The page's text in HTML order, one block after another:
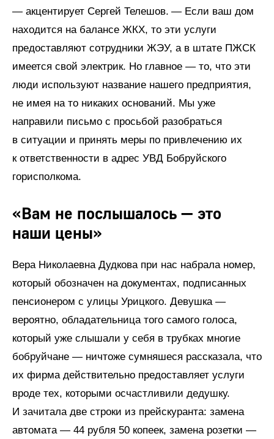
— акцентирует Сергей Телешов. — Если ваш дом
находится на балансе ЖКХ, то эти услуги
предоставляют сотрудники ЖЭУ, а в штате ПЖСК
имеется свой электрик. Но главное — то, что эти
люди используют название нашего предприятия,
не имея на то никаких оснований. Мы уже
направили письмо с просьбой разобраться
в ситуации и принять меры по привлечению их
к ответственности в адрес УВД Бобруйского
горисполкома.
«Вам не послышалось — это
наши цены»
Вера Николаевна Дудкова при нас набрала номер,
который обозначен на документах, подписанных
пенсионером с улицы Урицкого. Девушка —
вероятно, обладательница того самого голоса,
который уже слышали у себя в трубках многие
бобруйчане — ничтоже сумняшеся рассказала, что
их фирма действительно предоставляет услуги
вроде тех, которыми осчастливили дедушку.
И зачитала две строки из прейскуранта: замена
автомата — 44 рубля 50 копеек, замена розетки —